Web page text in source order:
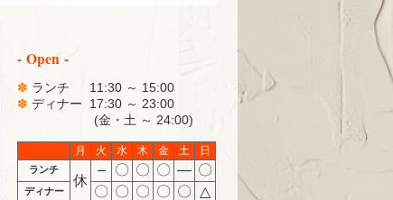
- Open -
✽ ランチ 11:30 ～ 15:00
✽ ディナー 17:30 ～ 23:00
(金・土 ～ 24:00)
月 火 水 木 金 土 日
ランチ
休
– 〇 〇 〇 ― 〇
ディナー 〇 〇 〇 〇 〇 △